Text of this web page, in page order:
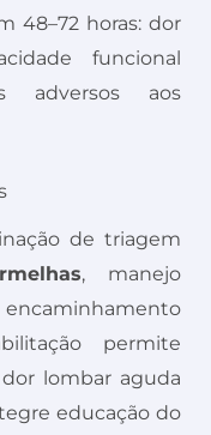
48–72 horas: dor
funcional
adversos aos
de triagem
, manejo
permite
lombar aguda
educação do